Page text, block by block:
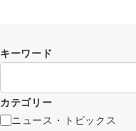
キーワード
カテゴリー
ニュース・トピックス